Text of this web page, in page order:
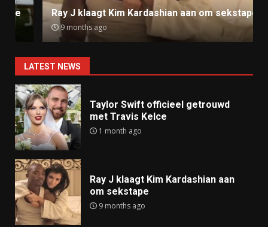
Ray J klaagt Kim Kardashian aan om sekstape
9 months ago
LATEST NEWS
Taylor Swift officieel getrouwd
met Travis Kelce
1 month ago
Ray J klaagt Kim Kardashian aan
om sekstape
9 months ago